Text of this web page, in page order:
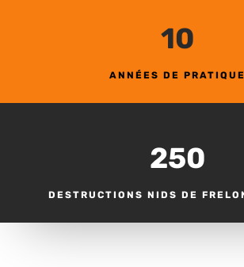
10
ANNÉES DE PRATIQUE
250
DESTRUCTIONS NIDS DE